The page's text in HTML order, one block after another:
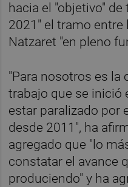
hacia el "objetivo" de
2021" el tramo entre
Natzaret "en pleno
"Para nosotros es la
trabajo que se inició
estar paralizado por
desde 2011", ha
agregado que "lo
constatar el avance
produciendo" y ha